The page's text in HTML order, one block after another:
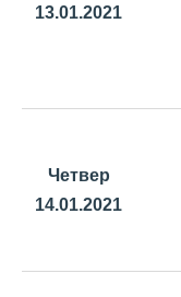
13.01.2021
Четвер
14.01.2021